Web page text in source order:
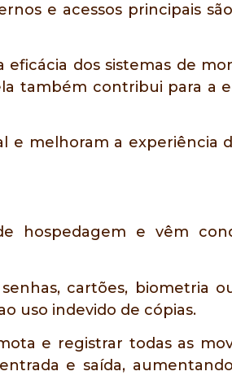
e acessos principais
dos sistemas de
também contribui para a
melhoram a experiência
hospedagem e vêm
cartões, biometria
uso indevido de cópias.
e registrar todas as
e saída,